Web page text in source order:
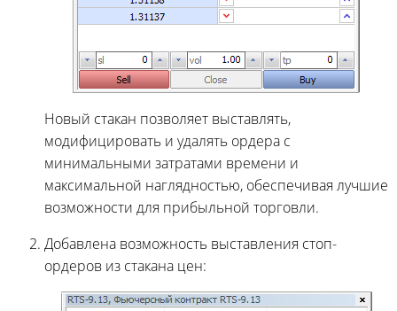
Новый стакан позволяет выставлять,
модифицировать и удалять ордера с
минимальными затратами времени и
максимальной наглядностью, обеспечивая лучшие
возможности для прибыльной торговли.
Добавлена возможность выставления стоп-
ордеров из стакана цен: